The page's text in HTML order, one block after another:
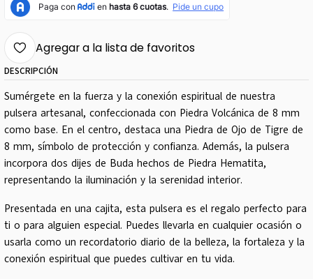
Agregar a la lista de favoritos
DESCRIPCIÓN
Sumérgete en la fuerza y la conexión espiritual de nuestra
pulsera artesanal, confeccionada con Piedra Volcánica de 8 mm
como base. En el centro, destaca una Piedra de Ojo de Tigre de
8 mm, símbolo de protección y confianza. Además, la pulsera
incorpora dos dijes de Buda hechos de Piedra Hematita,
representando la iluminación y la serenidad interior.
Presentada en una cajita, esta pulsera es el regalo perfecto para
ti o para alguien especial. Puedes llevarla en cualquier ocasión o
usarla como un recordatorio diario de la belleza, la fortaleza y la
conexión espiritual que puedes cultivar en tu vida.